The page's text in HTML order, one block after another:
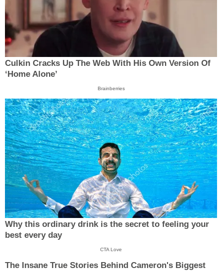
Culkin Cracks Up The Web With His Own Version Of
‘Home Alone’
Brainberries
Why this ordinary drink is the secret to feeling your
best every day
CTA Love
The Insane True Stories Behind Cameron's Biggest